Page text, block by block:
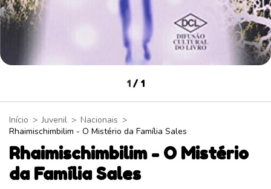
1 / 1
Início > Juvenil > Nacionais >
Rhaimischimbilim - O Mistério da Família Sales
Rhaimischimbilim - O Mistério
da Família Sales